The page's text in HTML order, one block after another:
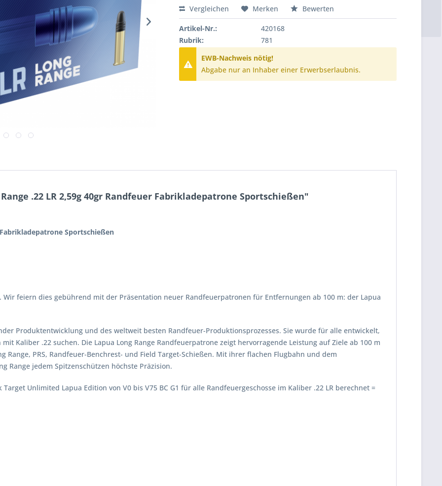
Vergleichen Merken Bewerten
Artikel-Nr.:
420168
Rubrik:
781
EWB-Nachweis nötig!
Abgabe nur an Inhaber einer Erwerbserlaubnis.
.22 LR 2,59g 40gr Randfeuer Fabrikladepatrone Sportschießen"
Sportschießen
feiern dies gebührend mit der Präsentation neuer Randfeuerpatronen für Entfernungen ab 100 m: der Lapua
Produktentwicklung und des weltweit besten Randfeuer-Produktionsprozesses. Sie wurde für alle entwickelt,
Kaliber .22 suchen. Die Lapua Long Range Randfeuerpatrone zeigt hervorragende Leistung auf Ziele ab 100 m
PRS, Randfeuer-Benchrest- und Field Target-Schießen. Mit ihrer flachen Flugbahn und dem
Range jedem Spitzenschützen höchste Präzision.
Unlimited Lapua Edition von V0 bis V75 BC G1 für alle Randfeuergeschosse im Kaliber .22 LR berechnet =